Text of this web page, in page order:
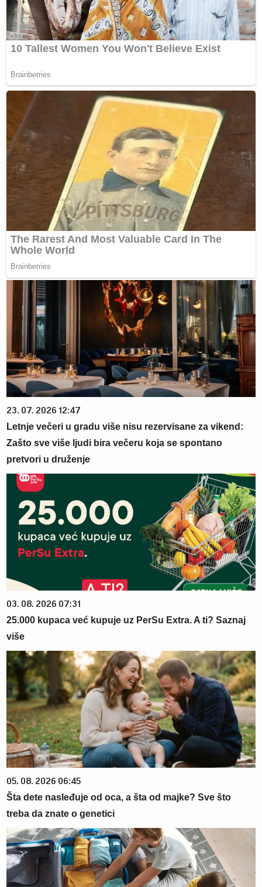
23. 07. 2026 12:47
Letnje večeri u gradu više nisu rezervisane za vikend:
Zašto sve više ljudi bira večeru koja se spontano
pretvori u druženje
03. 08. 2026 07:31
25.000 kupaca već kupuje uz PerSu Extra. A ti? Saznaj
više
05. 08. 2026 06:45
Šta dete nasleđuje od oca, a šta od majke? Sve što
treba da znate o genetici